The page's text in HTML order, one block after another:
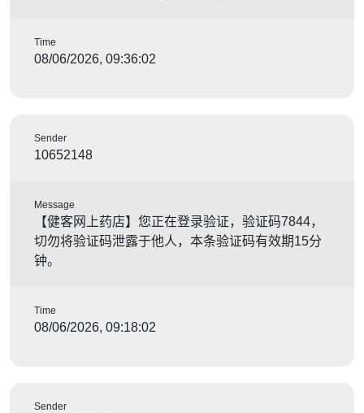
Time
08/06/2026, 09:36:02
Sender
10652148
Message
【健客网上药店】您正在登录验证，验证码7844，
切勿将验证码泄露于他人，本条验证码有效期15分
钟。
Time
08/06/2026, 09:18:02
Sender